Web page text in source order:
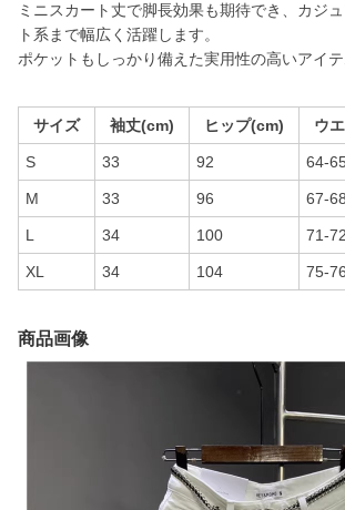
ミニスカート丈で脚長効果も期待でき、カジ
ト系まで幅広く活躍します。
ポケットもしっかり備えた実用性の高いアイテ
サイズ 袖丈(cm) ヒップ(cm) ウ
S 33 92 64-
M 33 96 67-68
L 34 100 71-72
XL 34 104 75-76
商品画像